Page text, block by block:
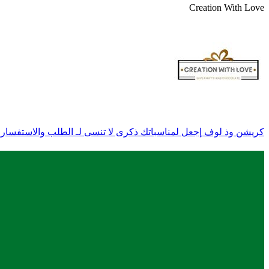
Creation With Love
كريشن وذ لوف إجعل لمناسباتك ذكرى لا تنسى لـ الطلب